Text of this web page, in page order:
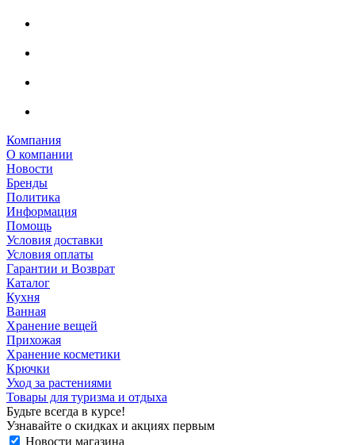
Компания
О компании
Новости
Бренды
Политика
Информация
Помощь
Условия доставки
Условия оплаты
Гарантии и Возврат
Каталог
Кухня
Ванная
Хранение вещей
Прихожая
Хранение косметики
Крючки
Уход за растениями
Товары для туризма и отдыха
Будьте всегда в курсе!
Узнавайте о скидках и акциях первым
Новости магазина